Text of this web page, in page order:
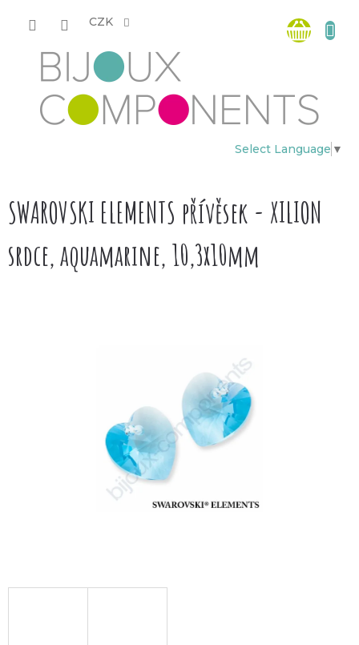
CZK
Select Language ▼
košík
SWAROVSKI ELEMENTS přívěsek - XILION
srdce, aquamarine, 10,3x10mm